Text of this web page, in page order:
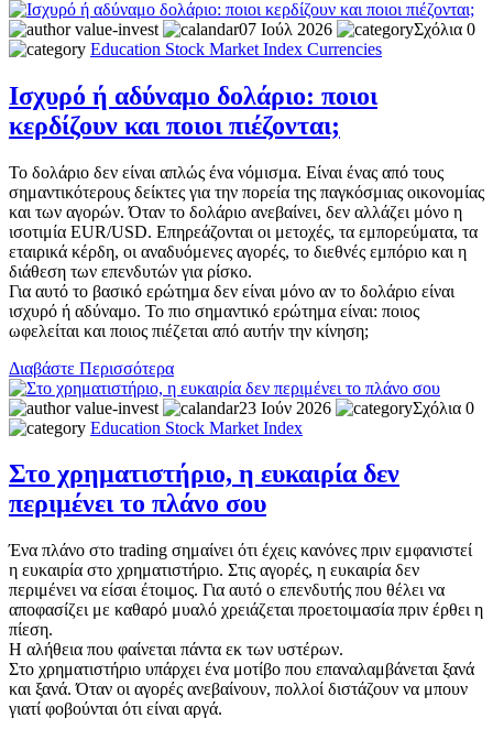
value-invest 07 Ιούλ 2026
Σχόλια 0
Education Stock Market Index Currencies
Ισχυρό ή αδύναμο δολάριο: ποιοι
κερδίζουν και ποιοι πιέζονται;
Το δολάριο δεν είναι απλώς ένα νόμισμα. Είναι ένας από τους
σημαντικότερους δείκτες για την πορεία της παγκόσμιας οικονομίας
και των αγορών. Όταν το δολάριο ανεβαίνει, δεν αλλάζει μόνο η
ισοτιμία EUR/USD. Επηρεάζονται οι μετοχές, τα εμπορεύματα, τα
εταιρικά κέρδη, οι αναδυόμενες αγορές, το διεθνές εμπόριο και η
διάθεση των επενδυτών για ρίσκο.
Για αυτό το βασικό ερώτημα δεν είναι μόνο αν το δολάριο είναι
ισχυρό ή αδύναμο. Το πιο σημαντικό ερώτημα είναι: ποιος
ωφελείται και ποιος πιέζεται από αυτήν την κίνηση;
Διαβάστε Περισσότερα
value-invest 23 Ιούν 2026
Σχόλια 0
Education Stock Market Index
Στο χρηματιστήριο, η ευκαιρία δεν
περιμένει το πλάνο σου
Ένα πλάνο στο trading σημαίνει ότι έχεις κανόνες πριν εμφανιστεί
η ευκαιρία στο χρηματιστήριο. Στις αγορές, η ευκαιρία δεν
περιμένει να είσαι έτοιμος. Για αυτό ο επενδυτής που θέλει να
αποφασίζει με καθαρό μυαλό χρειάζεται προετοιμασία πριν έρθει η
πίεση.
Η αλήθεια που φαίνεται πάντα εκ των υστέρων.
Στο χρηματιστήριο υπάρχει ένα μοτίβο που επαναλαμβάνεται ξανά
και ξανά. Όταν οι αγορές ανεβαίνουν, πολλοί διστάζουν να μπουν
γιατί φοβούνται ότι είναι αργά.